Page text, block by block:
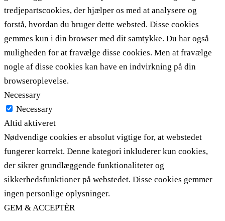
tredjepartscookies, der hjælper os med at analysere og
forstå, hvordan du bruger dette websted. Disse cookies
gemmes kun i din browser med dit samtykke. Du har også
muligheden for at fravælge disse cookies. Men at fravælge
nogle af disse cookies kan have en indvirkning på din
browseroplevelse.
Necessary
Necessary
Altid aktiveret
Nødvendige cookies er absolut vigtige for, at webstedet
fungerer korrekt. Denne kategori inkluderer kun cookies,
der sikrer grundlæggende funktionaliteter og
sikkerhedsfunktioner på webstedet. Disse cookies gemmer
ingen personlige oplysninger.
GEM & ACCEPTÈR